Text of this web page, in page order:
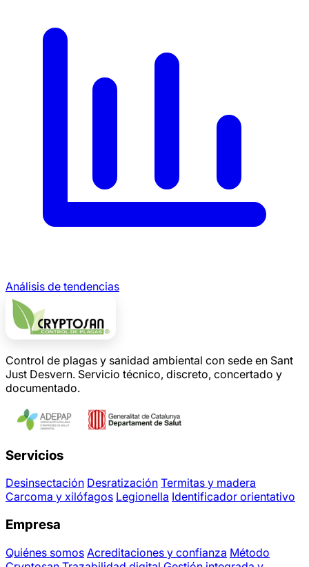
Análisis de tendencias
Control de plagas y sanidad ambiental con sede en Sant
Just Desvern. Servicio técnico, discreto, concertado y
documentado.
Servicios
Desinsectación Desratización Termitas y madera
Carcoma y xilófagos Legionella Identificador orientativo
Empresa
Quiénes somos Acreditaciones y confianza Método